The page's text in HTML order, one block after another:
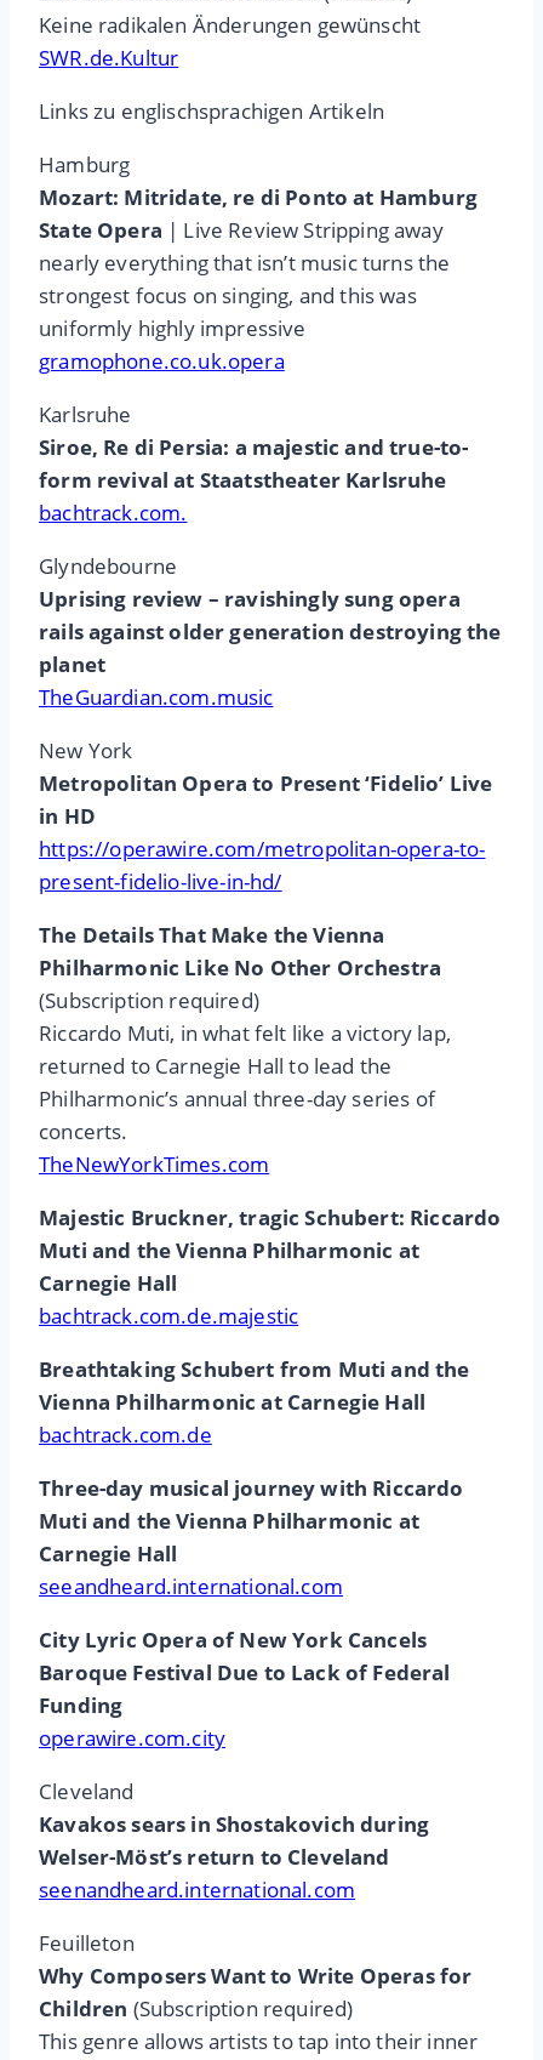
Keine radikalen Änderungen gewünscht
SWR.de.Kultur
Links zu englischsprachigen Artikeln
Hamburg
Mozart: Mitridate, re di Ponto at Hamburg
State Opera | Live Review Stripping away
nearly everything that isn’t music turns the
strongest focus on singing, and this was
uniformly highly impressive
gramophone.co.uk.opera
Karlsruhe
Siroe, Re di Persia: a majestic and true-to-
form revival at Staatstheater Karlsruhe
bachtrack.com.
Glyndebourne
Uprising review – ravishingly sung opera
rails against older generation destroying the
planet
TheGuardian.com.music
New York
Metropolitan Opera to Present ‘Fidelio’ Live
in HD
https://operawire.com/metropolitan-opera-to-
present-fidelio-live-in-hd/
The Details That Make the Vienna
Philharmonic Like No Other Orchestra
(Subscription required)
Riccardo Muti, in what felt like a victory lap,
returned to Carnegie Hall to lead the
Philharmonic’s annual three-day series of
concerts.
TheNewYorkTimes.com
Majestic Bruckner, tragic Schubert: Riccardo
Muti and the Vienna Philharmonic at
Carnegie Hall
bachtrack.com.de.majestic
Breathtaking Schubert from Muti and the
Vienna Philharmonic at Carnegie Hall
bachtrack.com.de
Three-day musical journey with Riccardo
Muti and the Vienna Philharmonic at
Carnegie Hall
seeandheard.international.com
City Lyric Opera of New York Cancels
Baroque Festival Due to Lack of Federal
Funding
operawire.com.city
Cleveland
Kavakos sears in Shostakovich during
Welser-Möst’s return to Cleveland
seenandheard.international.com
Feuilleton
Why Composers Want to Write Operas for
Children (Subscription required)
This genre allows artists to tap into their inner